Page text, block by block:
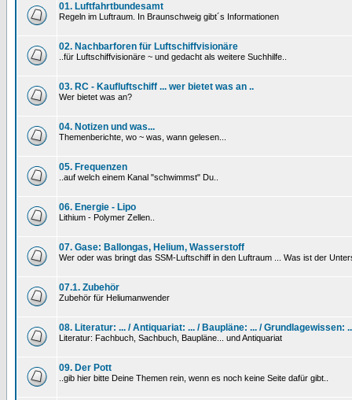
01. Luftfahrtbundesamt
Regeln im Luftraum. In Braunschweig gibt´s Informationen
02. Nachbarforen für Luftschiffvisionäre
..für Luftschiffvisionäre ~ und gedacht als weitere Suchhilfe..
03. RC - Kaufluftschiff ... wer bietet was an ..
Wer bietet was an?
04. Notizen und was...
Themenberichte, wo ~ was, wann gelesen...
05. Frequenzen
..auf welch einem Kanal "schwimmst" Du..
06. Energie - Lipo
Lithium - Polymer Zellen..
07. Gase: Ballongas, Helium, Wasserstoff
Wer oder was bringt das SSM-Luftschiff in den Luftraum ... Was ist der
07.1. Zubehör
Zubehör für Heliumanwender
08. Literatur: ... / Antiquariat: ... / Baupläne: ... / Grundlagewissen:
Literatur: Fachbuch, Sachbuch, Baupläne... und Antiquariat
09. Der Pott
..gib hier bitte Deine Themen rein, wenn es noch keine Seite dafür gibt..